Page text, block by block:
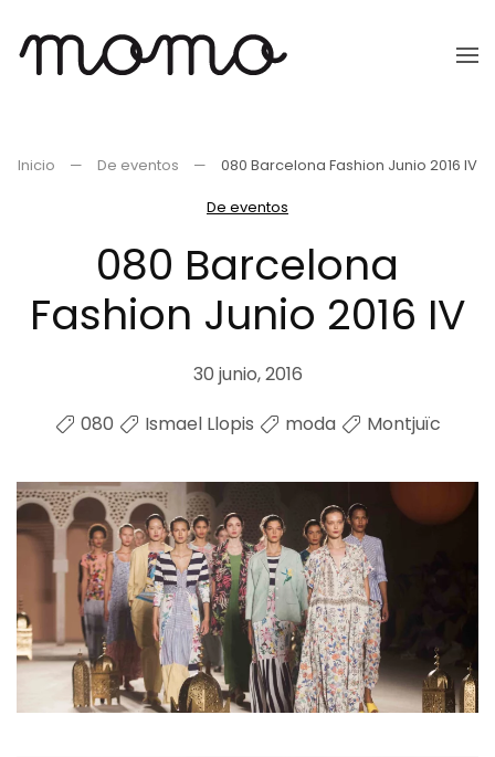
Ir
Inicio De eventos
080 Barcelona Fashion Junio 2016 IV
De eventos
080 Barcelona
Fashion Junio 2016 IV
30 junio, 2016
080
Ismael Llopis moda Montjuïc